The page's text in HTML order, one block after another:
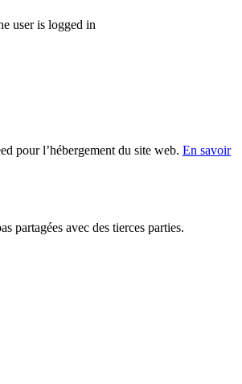
user is logged in
pour l’hébergement du site web. En savoir
partagées avec des tierces parties.